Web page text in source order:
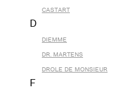
CASTART
D
DIEMME
DR. MARTENS
DROLE DE MONSIEUR
F